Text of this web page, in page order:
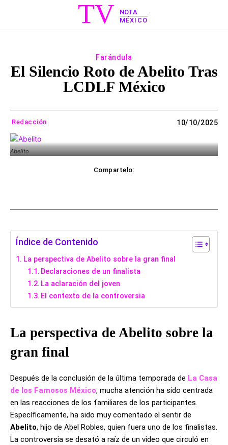
TV
NOTA
MÉXICO
Farándula
El Silencio Roto de Abelito Tras
LCDLF México
Redacción 10/10/2025
Abelito
Compartelo:
Índice de Contenido
La perspectiva de Abelito sobre la gran final
Declaraciones de un finalista
La aclaración del joven
El contexto de la controversia
La perspectiva de Abelito sobre la
gran final
Después de la conclusión de la última temporada de La Casa
de los Famosos México, mucha atención ha sido centrada
en las reacciones de los familiares de los participantes.
Específicamente, ha sido muy comentado el sentir de
Abelito, hijo de Abel Robles, quien fuera uno de los finalistas.
La controversia se desató a raíz de un video que circuló en